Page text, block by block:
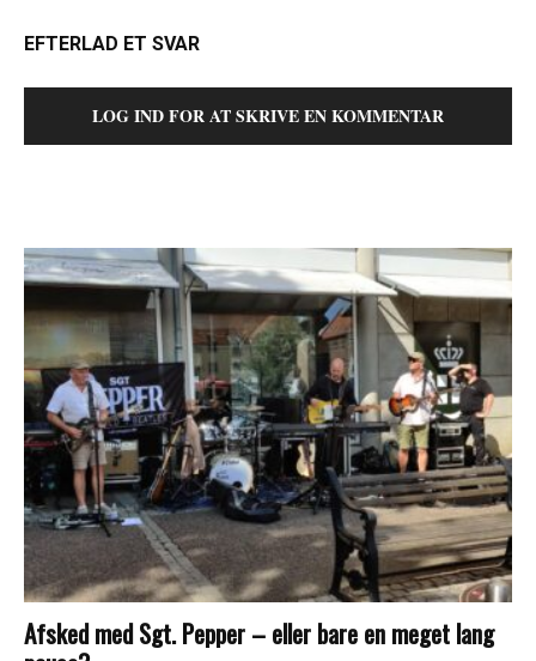
EFTERLAD ET SVAR
LOG IND FOR AT SKRIVE EN KOMMENTAR
Afsked med Sgt. Pepper – eller bare en meget lang